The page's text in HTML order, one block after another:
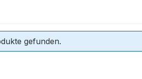
gefunden.